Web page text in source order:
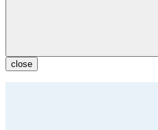
close